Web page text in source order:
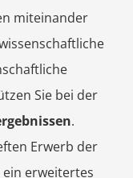
miteinander
Sie bei der
.
Erwerb der
ein erweitertes